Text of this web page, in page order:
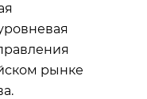
рынке